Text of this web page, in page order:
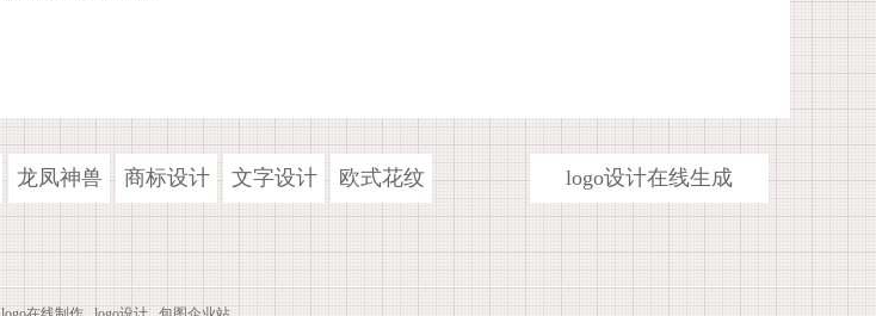
龙凤神兽 商标设计 文字设计 欧式花纹 logo设计在线生成